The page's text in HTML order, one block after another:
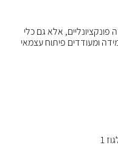
פונקציונליים, אלא גם כלי
ומעודדים פיתוח עצמאי
1